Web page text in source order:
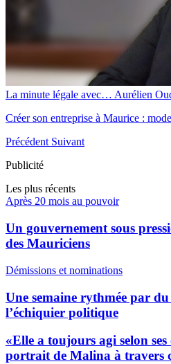
La minute légale avec… Aurélien
Créer son entreprise à Maurice :
Précédent Suivant
Publicité
Les plus récents
Après 20 mois au pouvoir
Un gouvernement sous
des Mauriciens
Démissions et nominations
Une semaine rythmée par
l’échiquier politique
«Elle a toujours agi selon
portrait de Malina à travers